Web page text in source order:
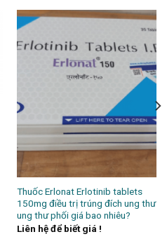
Thuốc Erlonat Erlotinib tablets
150mg điều trị trúng đích ung thư
ung thư phối giá bao nhiêu?
Liên hệ để biết giá !